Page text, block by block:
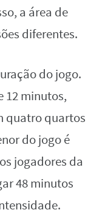
a área de
diferentes.
do jogo.
12 minutos,
quatro quartos
do jogo é
jogadores da
48 minutos